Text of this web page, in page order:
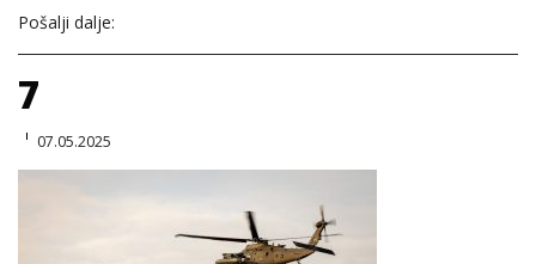
Pošalji dalje:
7
07.05.2025